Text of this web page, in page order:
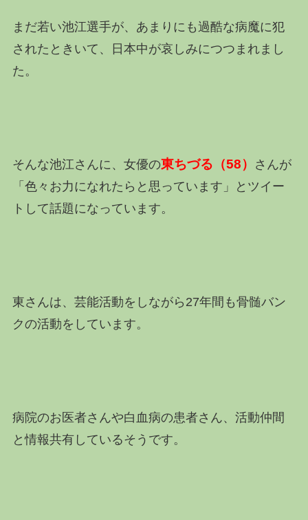
まだ若い池江選手が、あまりにも過酷な病魔に犯
されたときいて、日本中が哀しみにつつまれまし
た。
そんな池江さんに、女優の東ちづる（58）
さんが
「色々お力になれたらと思っています」とツイー
トして話題になっています。
東さんは、芸能活動をしながら27年間も骨髄バン
クの活動をしています。
病院のお医者さんや白血病の患者さん、活動仲間
と情報共有しているそうです。